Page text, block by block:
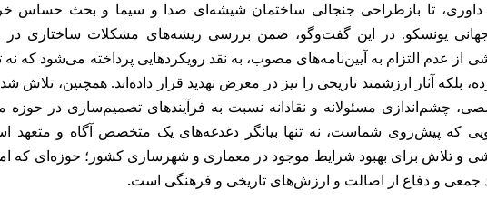
داوری، تا بازطراحی جنجالی ساختمان شیشه‌ای صدا و سیما و بحث حساس
یونسکو. در این گفت‌وگو، ضمن بررسی ریشه‌های مشکلات ساختاری در
از عدم التزام به آیین‌نامه‌های مصوب، به نقد رویکردهایی پرداخته می‌شود که نه
بلکه آثار ارزشمند تاریخی را نیز در معرض تهدید قرار داده‌اند. همچنین، تلاش
چشم‌اندازی مسئولانه و نقادانه نسبت به فرآیندهای تصمیم‌سازی در حوزه
که پیش‌روی شماست، نه تنها بیانگر دغدغه‌های یک متخصص آگاه و متعهد
و تلاش برای بهبود شرایط موجود در معماری و شهرسازی کشور؛ حوزه‌ای که
جمعی و دفاع از اصالت و ارزش‌های تاریخی و فرهنگی است.